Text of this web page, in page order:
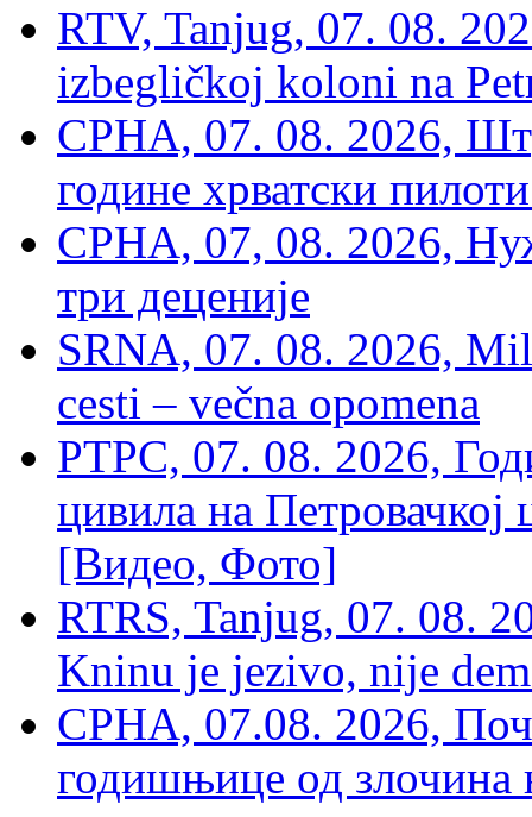
RTV, Tanjug, 07. 08.
izbegličkoj koloni na
СРНА, 07. 08. 2026,
године хрватски
СРНА, 07, 08. 2026,
три деценије
SRNA, 07. 08. 2026,
cesti – večna opomena
РТРС, 07. 08. 2026,
цивила на Петровачкој
[Видео, Фото]
RTRS, Tanjug, 07. 08.
Kninu je jezivo, nije
СРНА, 07.08. 2026,
годишњице од злочина